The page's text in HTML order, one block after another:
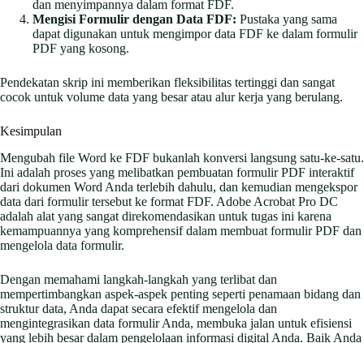
dan menyimpannya dalam format FDF.
Mengisi Formulir dengan Data FDF: Pustaka yang sama
dapat digunakan untuk mengimpor data FDF ke dalam formulir
PDF yang kosong.
Pendekatan skrip ini memberikan fleksibilitas tertinggi dan sangat
cocok untuk volume data yang besar atau alur kerja yang berulang.
Kesimpulan
Mengubah file Word ke FDF bukanlah konversi langsung satu-ke-satu.
Ini adalah proses yang melibatkan pembuatan formulir PDF interaktif
dari dokumen Word Anda terlebih dahulu, dan kemudian mengekspor
data dari formulir tersebut ke format FDF. Adobe Acrobat Pro DC
adalah alat yang sangat direkomendasikan untuk tugas ini karena
kemampuannya yang komprehensif dalam membuat formulir PDF dan
mengelola data formulir.
Dengan memahami langkah-langkah yang terlibat dan
mempertimbangkan aspek-aspek penting seperti penamaan bidang dan
struktur data, Anda dapat secara efektif mengelola dan
mengintegrasikan data formulir Anda, membuka jalan untuk efisiensi
yang lebih besar dalam pengelolaan informasi digital Anda. Baik Anda